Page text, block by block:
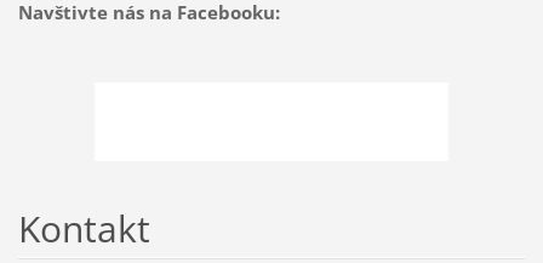
Navštivte nás na Facebooku:
Kontakt